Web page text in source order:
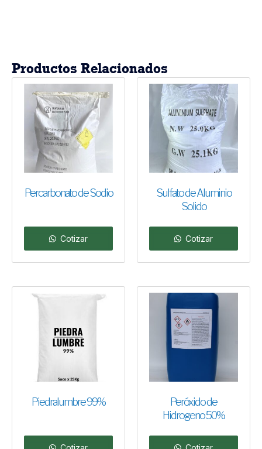
Productos Relacionados
Percarbonato de Sodio
Cotizar
Sulfato de Aluminio
Solido
Cotizar
Piedralumbre 99%
Peróxido de
Hidrogeno 50%